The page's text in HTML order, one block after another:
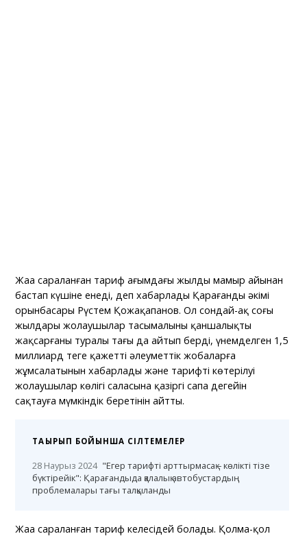
Жаңа сараланған тариф ағымдағы жылдың мамыр айынан
бастап күшіне енеді, деп хабарлады Қарағанды әкімі
орынбасары Рүстем Қожақапанов. Ол сондай-ақ соңғы
жылдары жолаушылар тасымалының қаншалықты
жақсарғаны туралы тағы да айтып берді, үнемделген 1,5
миллиард теңге қажетті әлеуметтік жобаларға
жұмсалатынын хабарлады және тарифтің көтерілуі
жолаушылар көлігі саласына қазіргі сапа деңгейін
сақтауға мүмкіндік беретінін айтты.
ТАҚЫРЫП БОЙЫНША СІЛТЕМЕЛЕР
28 Наурыз 2024 "Егер тарифті арттырмасақ – көлікті тізе
бүктірейік": Қарағандыда қалалық автобустардың
проблемалары тағы талқыланды
Жаңа сараланған тариф келесідей болады. Қолма-қол